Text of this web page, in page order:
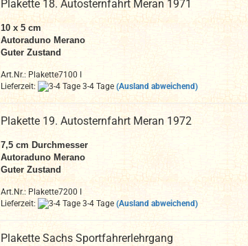
Plakette 18. Autosternfahrt Meran 1971
10 x 5 cm
Autoraduno Merano
Guter Zustand
Art.Nr.: Plakette7100 I
Lieferzeit:
3-4 Tage (Ausland abweichend)
Plakette 19. Autosternfahrt Meran 1972
7,5 cm Durchmesser
Autoraduno Merano
Guter Zustand
Art.Nr.: Plakette7200 I
Lieferzeit:
3-4 Tage (Ausland abweichend)
Plakette Sachs Sportfahrerlehrgang